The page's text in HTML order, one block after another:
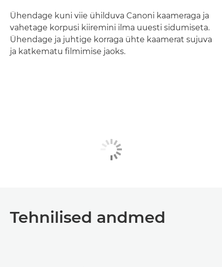
Ühendage kuni viie ühilduva Canoni kaameraga ja
vahetage korpusi kiiremini ilma uuesti sidumiseta.
Ühendage ja juhtige korraga ühte kaamerat sujuva
ja katkematu filmimise jaoks.
Tehnilised andmed